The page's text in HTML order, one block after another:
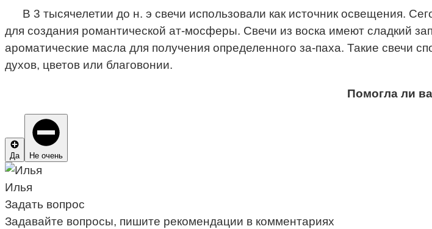
В 3 тысячелетии до н. э свечи использовали как источник освещения.
для создания романтической ат-мосферы. Свечи из воска имеют сладкий
ароматические масла для получения определенного за-паха. Такие свечи
духов, цветов или благовонии.
Помогла ли
Да Не очень
Илья
Задать вопрос
Задавайте вопросы, пишите рекомендации в комментариях